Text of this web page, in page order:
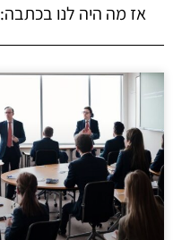
אז מה היה לנו בכתבה: